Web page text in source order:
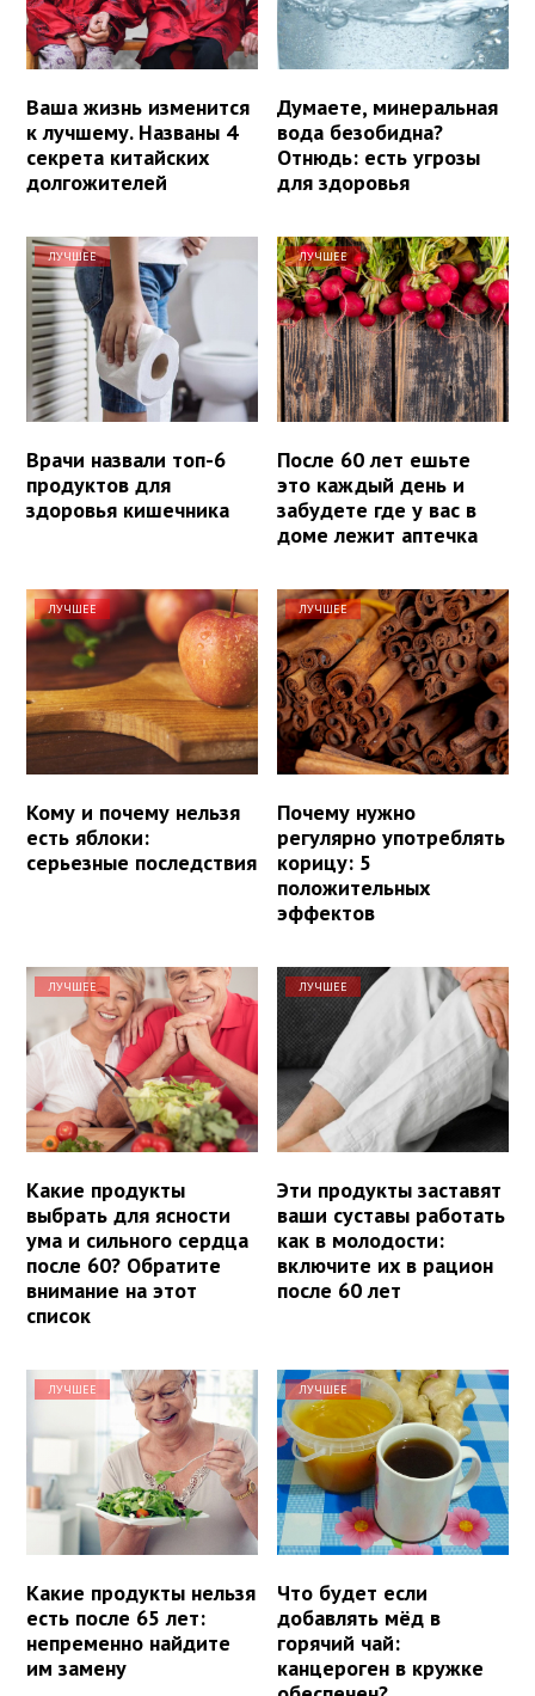
Ваша жизнь изменится
к лучшему. Названы 4
секрета китайских
долгожителей
Думаете, минеральная
вода безобидна?
Отнюдь: есть угрозы
для здоровья
ЛУЧШЕЕ
Врачи назвали топ-6
продуктов для
здоровья кишечника
ЛУЧШЕЕ
После 60 лет ешьте
это каждый день и
забудете где у вас в
доме лежит аптечка
ЛУЧШЕЕ
Кому и почему нельзя
есть яблоки:
серьезные последствия
ЛУЧШЕЕ
Почему нужно
регулярно употреблять
корицу: 5
положительных
эффектов
ЛУЧШЕЕ
Какие продукты
выбрать для ясности
ума и сильного сердца
после 60? Обратите
внимание на этот
список
ЛУЧШЕЕ
Эти продукты заставят
ваши суставы работать
как в молодости:
включите их в рацион
после 60 лет
ЛУЧШЕЕ
Какие продукты нельзя
есть после 65 лет:
непременно найдите
им замену
ЛУЧШЕЕ
Что будет если
добавлять мёд в
горячий чай:
канцероген в кружке